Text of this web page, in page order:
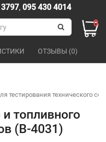
, 095 430 4014
0
тестирования технического
топливного
(B-4031)
ОТЗЫВЫ (0)